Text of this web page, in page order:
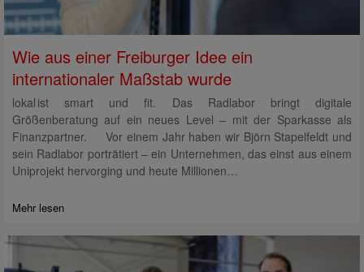
Wie aus einer Freiburger Idee ein
internationaler Maßstab wurde
lokal ist smart und fit. Das Radlabor bringt digitale
Größenberatung auf ein neues Level – mit der Sparkasse als
Finanzpartner. Vor einem Jahr haben wir Björn Stapelfeldt und
sein Radlabor porträtiert – ein Unternehmen, das einst aus einem
Uniprojekt hervorging und heute Millionen…
Mehr lesen